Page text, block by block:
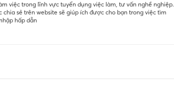
việc trong lĩnh vực tuyển dụng việc làm, tư vấn nghề nghiệp.
sẻ trên website sẽ giúp ích được cho bạn trong việc tìm
hấp dẫn